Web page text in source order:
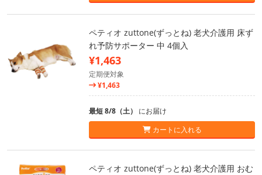
ペティオ zuttone(ずっとね) 老犬介護用 床ず
れ予防サポーター 中 4個入
¥1,463
定期便対象
¥1,463
最短 8/8（土） にお届け
カートに入れる
ペティオ zuttone(ずっとね) 老犬介護用 おむ